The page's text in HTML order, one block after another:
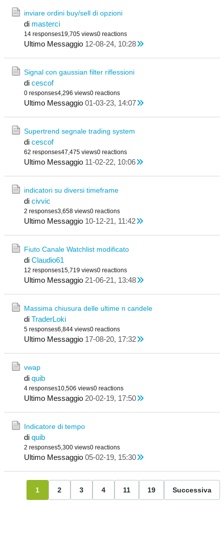
inviare ordini buy/sell di opzioni
di masterci
14 responses19,705 views0 reactions
Ultimo Messaggio 12-08-24, 10:28
Signal con gaussian filter riflessioni
di cescof
0 responses4,296 views0 reactions
Ultimo Messaggio 01-03-23, 14:07
Supertrend segnale trading system
di cescof
62 responses47,475 views0 reactions
Ultimo Messaggio 11-02-22, 10:06
indicatori su diversi timeframe
di civvic
2 responses3,658 views0 reactions
Ultimo Messaggio 10-12-21, 11:42
Fiuto Canale Watchlist modificato
di Claudio61
12 responses15,719 views0 reactions
Ultimo Messaggio 21-06-21, 13:48
Massima chiusura delle ultime n candele
di TraderLoki
5 responses6,844 views0 reactions
Ultimo Messaggio 17-08-20, 17:32
vwap
di quib
4 responses10,506 views0 reactions
Ultimo Messaggio 20-02-19, 17:50
Indicatore di tempo
di quib
2 responses5,300 views0 reactions
Ultimo Messaggio 05-02-19, 15:30
1 2 3 4 11 19 Successiva